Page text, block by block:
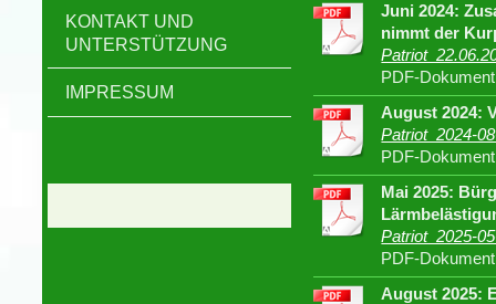
KONTAKT UND
UNTERSTÜTZUNG
IMPRESSUM
Juni 2024:
nimmt der
PDF-
August 2024:
Patriot_2024-
PDF-
Mai 2025:
Patriot_2025-
PDF-
August 2025: